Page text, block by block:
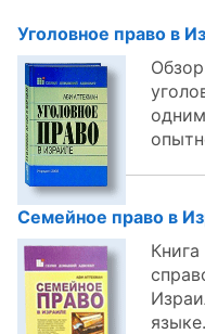
Уголовное право в
Семейное право в
языке.